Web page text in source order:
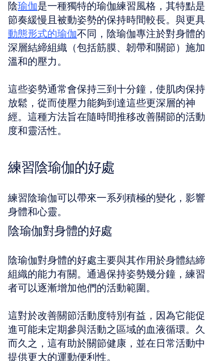
陰瑜伽是一種獨特的瑜伽練習風格，其特點是
節奏緩慢且被動姿勢的保持時間較長。與更具
動態形式的瑜伽不同，陰瑜伽專注於對身體的
深層結締組織（包括筋膜、韌帶和關節）施加
溫和的壓力。
這些姿勢通常會保持三到十分鐘，使肌肉保持
放鬆，從而使壓力能夠到達這些更深層的神
經。這種方法旨在隨時間推移改善關節的活動
度和靈活性。
練習陰瑜伽的好處
練習陰瑜伽可以帶來一系列積極的變化，影響
身體和心靈。
陰瑜伽對身體的好處
陰瑜伽對身體的好處主要與其作用於身體結締
組織的能力有關。通過保持姿勢幾分鐘，練習
者可以逐漸增加他們的活動範圍。
這對於改善關節活動度特別有益，因為它能促
進可能未定期參與活動之區域的血液循環。久
而久之，這有助於關節健康，並在日常活動中
提供更大的運動便利性。